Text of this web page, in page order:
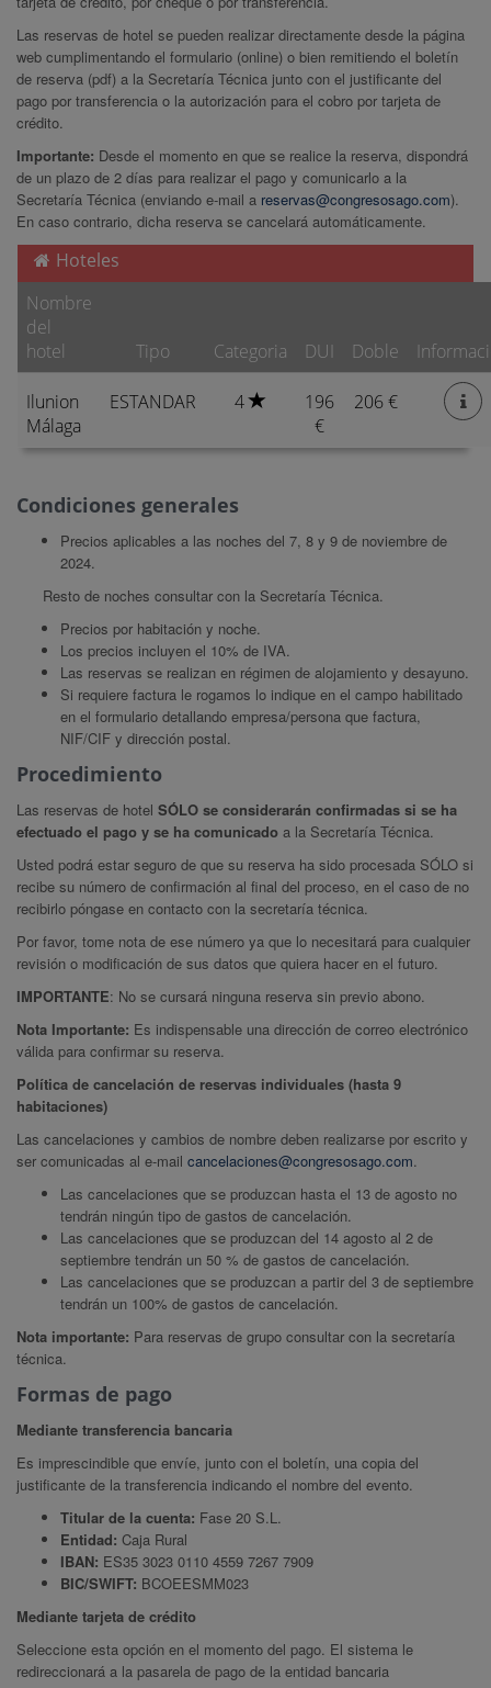
Las reservas de hotel se pueden realizar directamente desde la página
web cumplimentando el formulario (online) o bien remitiendo el boletín
de reserva (pdf) a la Secretaría Técnica junto con el justificante del
pago por transferencia o la autorización para el cobro por tarjeta de
crédito.
Importante: Desde el momento en que se realice la reserva, dispondrá
de un plazo de 2 días para realizar el pago y comunicarlo a la
Secretaría Técnica (enviando e-mail a reservas@congresosago.com).
En caso contrario, dicha reserva se cancelará automáticamente.
Hoteles
Nombre
del
hotel
Tipo Categoria DUI Doble
Ilunion
Málaga
ESTANDAR 4
196
€
206 €
Condiciones generales
Precios aplicables a las noches del 7, 8 y 9 de noviembre de
2024.
Resto de noches consultar con la Secretaría Técnica.
Precios por habitación y noche.
Los precios incluyen el 10% de IVA.
Las reservas se realizan en régimen de alojamiento y desayuno.
Si requiere factura le rogamos lo indique en el campo habilitado
en el formulario detallando empresa/persona que factura,
NIF/CIF y dirección postal.
Procedimiento
Las reservas de hotel SÓLO se considerarán confirmadas si se ha
efectuado el pago y se ha comunicado a la Secretaría Técnica.
Usted podrá estar seguro de que su reserva ha sido procesada SÓLO si
recibe su número de confirmación al final del proceso, en el caso de no
recibirlo póngase en contacto con la secretaría técnica.
Por favor, tome nota de ese número ya que lo necesitará para cualquier
revisión o modificación de sus datos que quiera hacer en el futuro.
IMPORTANTE: No se cursará ninguna reserva sin previo abono.
Nota Importante: Es indispensable una dirección de correo electrónico
válida para confirmar su reserva.
Política de cancelación de reservas individuales (hasta 9
habitaciones)
Las cancelaciones y cambios de nombre deben realizarse por escrito y
ser comunicadas al e-mail cancelaciones@congresosago.com.
Las cancelaciones que se produzcan hasta el 13 de agosto no
tendrán ningún tipo de gastos de cancelación.
Las cancelaciones que se produzcan del 14 agosto al 2 de
septiembre tendrán un 50 % de gastos de cancelación.
Las cancelaciones que se produzcan a partir del 3 de septiembre
tendrán un 100% de gastos de cancelación.
Nota importante: Para reservas de grupo consultar con la secretaría
técnica.
Formas de pago
Mediante transferencia bancaria
Es imprescindible que envíe, junto con el boletín, una copia del
justificante de la transferencia indicando el nombre del evento.
Titular de la cuenta: Fase 20 S.L.
Entidad: Caja Rural
IBAN: ES35 3023 0110 4559 7267 7909
BIC/SWIFT: BCOEESMM023
Mediante tarjeta de crédito
Seleccione esta opción en el momento del pago. El sistema le
redireccionará a la pasarela de pago de la entidad bancaria